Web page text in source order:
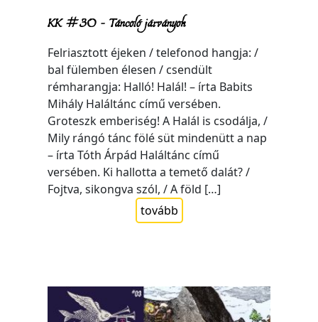
KK #30 – Táncoló járványok
Felriasztott éjeken / telefonod hangja: /
bal fülemben élesen / csendült
rémharangja: Halló! Halál! – írta Babits
Mihály Haláltánc című versében.
Groteszk emberiség! A Halál is csodálja, /
Mily rángó tánc fölé süt mindenütt a nap
– írta Tóth Árpád Haláltánc című
versében. Ki hallotta a temető dalát? /
Fojtva, sikongva szól, / A föld […]
tovább